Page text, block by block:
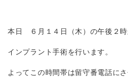
本日 ６月１４日（木）の午後２
インプラント手術を行います。
よってこの時間帯は留守番電話に